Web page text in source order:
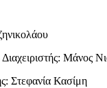
Μάνος
Στεφανία Κασίμη